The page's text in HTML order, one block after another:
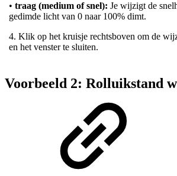
• traag (medium of snel): Je wijzigt de
gedimde licht van 0 naar 100% dimt.
4. Klik op het kruisje rechtsboven om de
en het venster te sluiten.
Voorbeeld 2: Rolluikstand